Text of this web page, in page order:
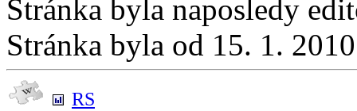
Stránka byla naposledy
Stránka byla od 15. 1.
RS